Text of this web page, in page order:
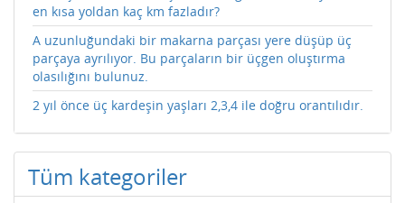
en kısa yoldan kaç km fazladır?
A uzunluğundaki bir makarna parçası yere düşüp üç
parçaya ayrılıyor. Bu parçaların bir üçgen oluştırma
olasılığını bulunuz.
2 yıl önce üç kardeşin yaşları 2,3,4 ile doğru orantılıdır.
Tüm kategoriler